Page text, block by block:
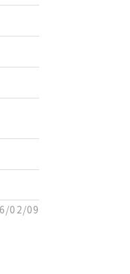
02/09